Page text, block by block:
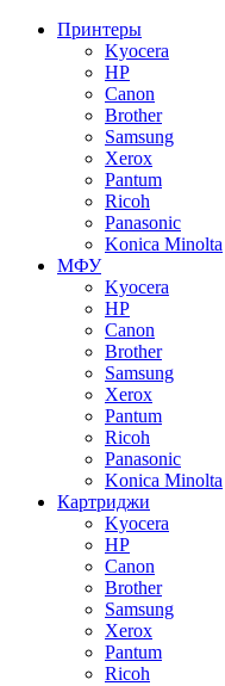
Принтеры
Kyocera
HP
Canon
Brother
Samsung
Xerox
Pantum
Ricoh
Panasonic
Konica Minolta
МФУ
Kyocera
HP
Canon
Brother
Samsung
Xerox
Pantum
Ricoh
Panasonic
Konica Minolta
Картриджи
Kyocera
HP
Canon
Brother
Samsung
Xerox
Pantum
Ricoh